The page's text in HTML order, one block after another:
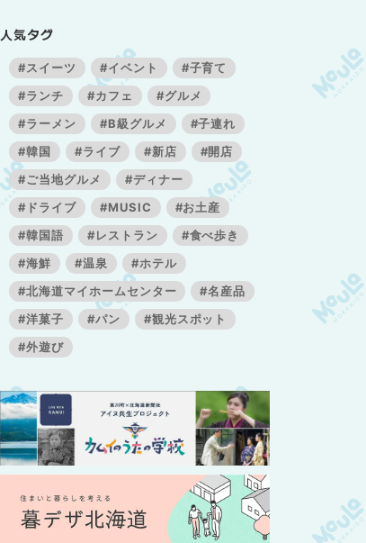
人気タグ
#スイーツ #イベント
#子育て
#ランチ
#カフェ
#グルメ
#ラーメン
#B級グルメ
#子連れ
#韓国
#ライブ #新店
#開店
#ご当地グルメ
#ディナー
#ドライブ
#MUSIC
#お土産
#韓国語
#レストラン
#食べ歩き
#海鮮
#温泉
#ホテル
#北海道マイホームセンター
#名産品
#洋菓子
#パン
#観光スポット
#外遊び